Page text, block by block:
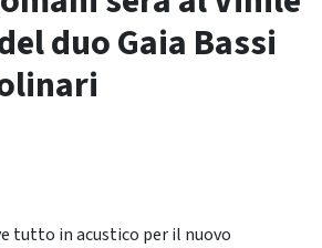
duo Gaia Bassi
tutto in acustico per il nuovo